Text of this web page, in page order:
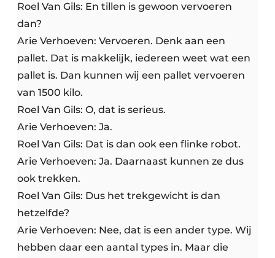
Roel Van Gils: En tillen is gewoon vervoeren
dan?
Arie Verhoeven: Vervoeren. Denk aan een
pallet. Dat is makkelijk, iedereen weet wat een
pallet is. Dan kunnen wij een pallet vervoeren
van 1500 kilo.
Roel Van Gils: O, dat is serieus.
Arie Verhoeven: Ja.
Roel Van Gils: Dat is dan ook een flinke robot.
Arie Verhoeven: Ja. Daarnaast kunnen ze dus
ook trekken.
Roel Van Gils: Dus het trekgewicht is dan
hetzelfde?
Arie Verhoeven: Nee, dat is een ander type. Wij
hebben daar een aantal types in. Maar die